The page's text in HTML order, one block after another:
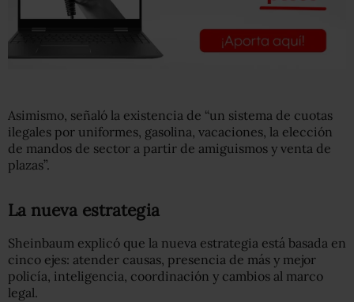
Asimismo, señaló la existencia de “un sistema de cuotas
ilegales por uniformes, gasolina, vacaciones, la elección
de mandos de sector a partir de amiguismos y venta de
plazas”.
La nueva estrategia
Sheinbaum explicó que la nueva estrategia está basada en
cinco ejes: atender causas, presencia de más y mejor
policía, inteligencia, coordinación y cambios al marco
legal.